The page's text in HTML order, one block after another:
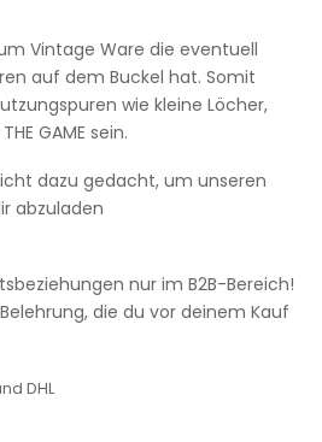
Vintage Ware die eventuell
auf dem Buckel hat. Somit
wie kleine Löcher,
GAME sein.
dazu gedacht, um unseren
abzuladen
nur im B2B-Bereich!
die du vor deinem Kauf
DHL